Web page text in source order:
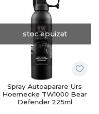
stoc epuizat
Spray Autoaparare Urs
Hoernecke TW1000 Bear
Defender 225ml